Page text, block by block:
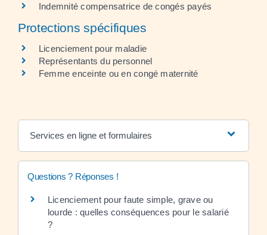
Indemnité compensatrice de congés payés
Protections spécifiques
Licenciement pour maladie
Représentants du personnel
Femme enceinte ou en congé maternité
Services en ligne et formulaires
Questions ? Réponses !
Licenciement pour faute simple, grave ou
lourde : quelles conséquences pour le salarié
?